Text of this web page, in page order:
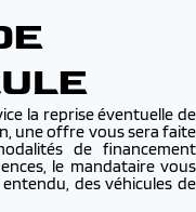
la reprise éventuelle de
une offre vous sera faite
de financement
le mandataire vous
des véhicules de